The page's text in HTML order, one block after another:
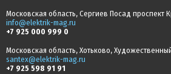
Московская область, Сергиев Посад проспект
info@elektrik-mag.ru
+7 925 000 999 0
Московская область, Хотьково,
santex@elektrik-mag.ru
+7 925 598 91 91